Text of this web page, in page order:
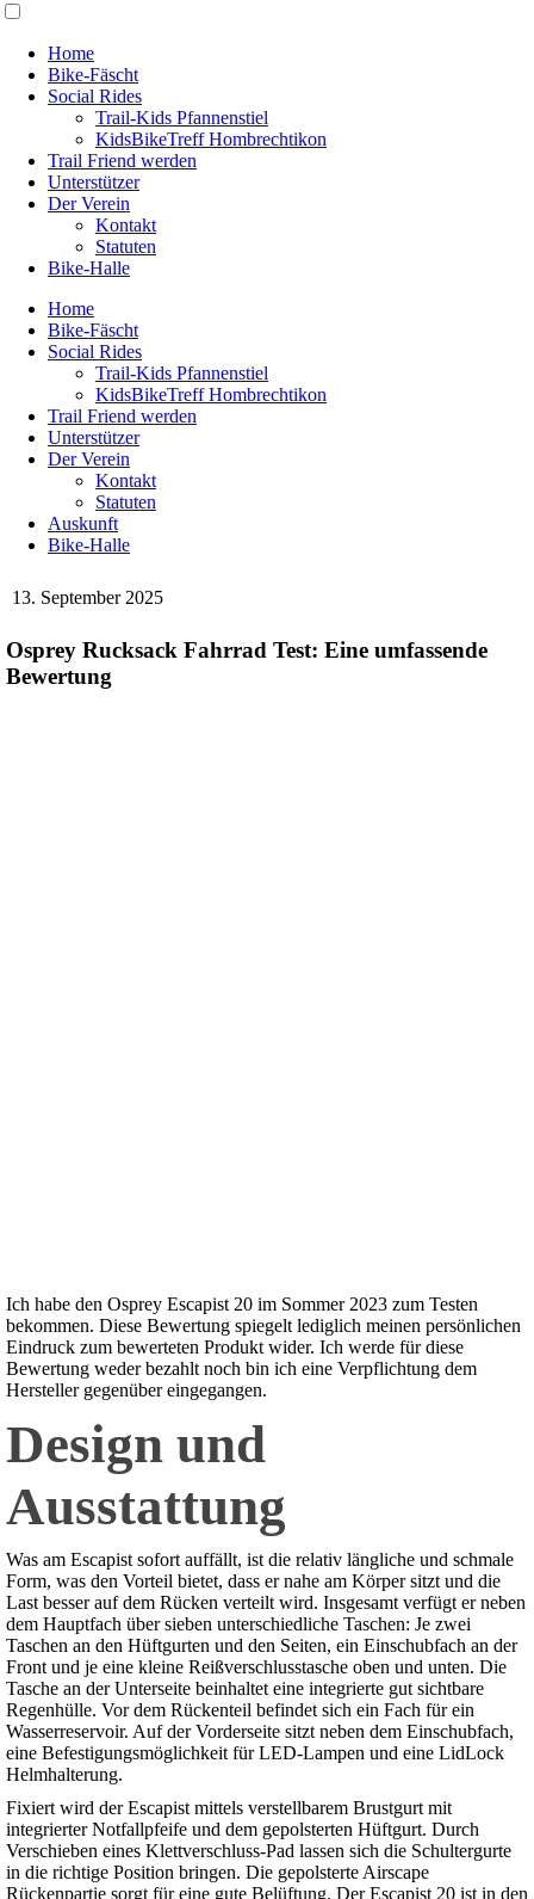
Home
Bike-Fäscht
Social Rides
Trail-Kids Pfannenstiel
KidsBikeTreff Hombrechtikon
Trail Friend werden
Unterstützer
Der Verein
Kontakt
Statuten
Bike-Halle
Home
Bike-Fäscht
Social Rides
Trail-Kids Pfannenstiel
KidsBikeTreff Hombrechtikon
Trail Friend werden
Unterstützer
Der Verein
Kontakt
Statuten
Auskunft
Bike-Halle
13. September 2025
Osprey Rucksack Fahrrad Test: Eine umfassende
Bewertung
Ich habe den Osprey Escapist 20 im Sommer 2023 zum Testen
bekommen. Diese Bewertung spiegelt lediglich meinen persönlichen
Eindruck zum bewerteten Produkt wider. Ich werde für diese
Bewertung weder bezahlt noch bin ich eine Verpflichtung dem
Hersteller gegenüber eingegangen.
Design und
Ausstattung
Was am Escapist sofort auffällt, ist die relativ längliche und schmale
Form, was den Vorteil bietet, dass er nahe am Körper sitzt und die
Last besser auf dem Rücken verteilt wird. Insgesamt verfügt er neben
dem Hauptfach über sieben unterschiedliche Taschen: Je zwei
Taschen an den Hüftgurten und den Seiten, ein Einschubfach an der
Front und je eine kleine Reißverschlusstasche oben und unten. Die
Tasche an der Unterseite beinhaltet eine integrierte gut sichtbare
Regenhülle. Vor dem Rückenteil befindet sich ein Fach für ein
Wasserreservoir. Auf der Vorderseite sitzt neben dem Einschubfach,
eine Befestigungsmöglichkeit für LED-Lampen und eine LidLock
Helmhalterung.
Fixiert wird der Escapist mittels verstellbarem Brustgurt mit
integrierter Notfallpfeife und dem gepolsterten Hüftgurt. Durch
Verschieben eines Klettverschluss-Pad lassen sich die Schultergurte
in die richtige Position bringen. Die gepolsterte Airscape
Rückenpartie sorgt für eine gute Belüftung. Der Escapist 20 ist in den